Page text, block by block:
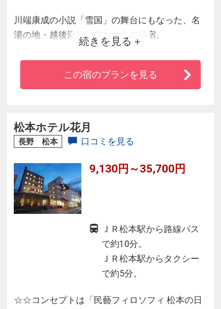
川端康成の小説「雪国」の舞台にもなった、名
湯の地・越後湯沢に佇む大人の湯宿。
昭和の懐かしい意匠を随所に配した館内で、四
季折々の山景色を眺めながら上質な湯・食・癒
しをお愉しみいただき、ごゆっくりお寛ぎくだ
続きを見る
この宿のプランを見る
松本ホテル花月
長野 松本 口コミを見る
9,130円～35,700円
ＪＲ松本駅から路線バス
で約10分。
ＪＲ松本駅からタクシー
で約5分。
☆☆コンセプトは「民藝フィロソフィ 松本の日